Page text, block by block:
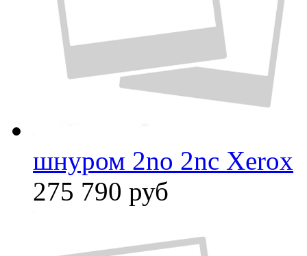
шнуром 2no 2nc Xerox
275 790 руб